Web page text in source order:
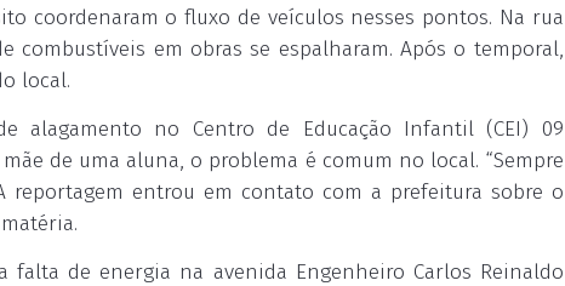
coordenaram o fluxo de veículos nesses pontos. Na rua
combustíveis em obras se espalharam. Após o temporal,
local.
alagamento no Centro de Educação Infantil (CEI) 09
mãe de uma aluna, o problema é comum no local. “Sempre
reportagem entrou em contato com a prefeitura sobre o
de energia na avenida Engenheiro Carlos Reinaldo